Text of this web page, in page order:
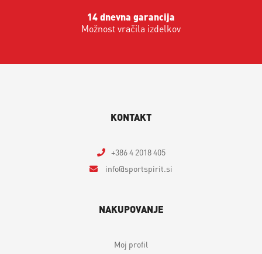
14 dnevna garancija
Možnost vračila izdelkov
KONTAKT
+386 4 2018 405
info
sportspirit.si
NAKUPOVANJE
Moj profil